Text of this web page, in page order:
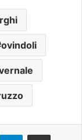
ovindoli
Telegram